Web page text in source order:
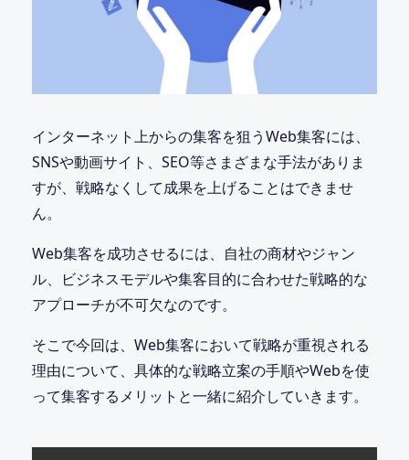
インターネット上からの集客を狙うWeb集客には、
SNSや動画サイト、SEO等さまざまな手法がありま
すが、戦略なくして成果を上げることはできませ
ん。
Web集客を成功させるには、自社の商材やジャン
ル、ビジネスモデルや集客目的に合わせた戦略的な
アプローチが不可欠なのです。
そこで今回は、Web集客において戦略が重視される
理由について、具体的な戦略立案の手順やWebを使
って集客するメリットと一緒に紹介していきます。